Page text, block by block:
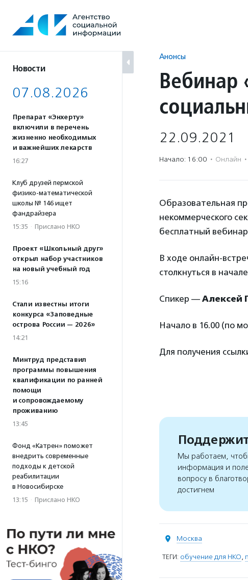
содержанию
Новости
07.08.2026
Препарат «Энхерту»
включили в перечень
жизненно необходимых
и важнейших лекарств
16:27
Клуб друзей пермской
физико-математической
школы № 146 ищет
фандрайзера
15:35 · Прислано НКО
Проект «Школьный друг»
открыл набор участников
на новый учебный год
15:16
Стали известны итоги
конкурса «Заповедные
острова России — 2026»
14:21
Минтруд представил
программы повышения
квалификации по ранней
помощи
и сопровождаемому
проживанию
13:45
Фонд «Катрен» поможет
внедрить современные
подходы к детской
реабилитации
в Новосибирске
13:15 · Прислано НКО
Анонсы
Вебинар
22.09.2021
Начало: 16:00 · Онлайн ·
Образовательная
некоммерческого
бесплатный
В ходе онлайн-
столкнуться в
Спикер — Алексей
Начало в 16.00 (по
Для получения
Мы работаем,
информация и
вопросу в
достигнем
Москва
ТЕГИ: обучение для НКО,